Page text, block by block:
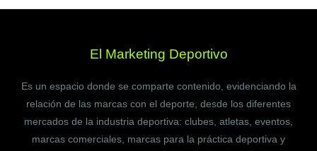
El Marketing Deportivo
Es un espacio donde se comparte contenido, evidenciando la
relación de las marcas con el deporte, desde los diferentes
mercados de la industria deportiva: clubes, atletas, eventos,
marcas comerciales, marcas para la práctica deportiva y